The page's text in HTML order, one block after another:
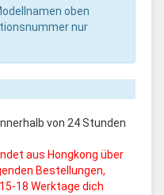
oben
nur
von 24 Stunden
aus Hongkong über
Bestellungen,
18 Werktage dich